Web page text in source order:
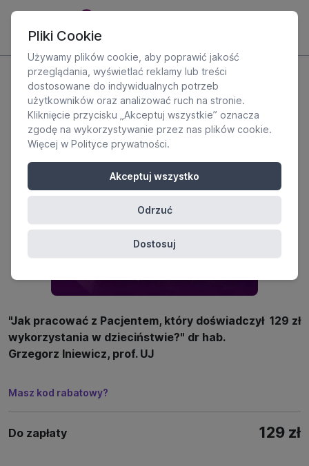
"Jak pracować z Pacjentem, który doświadczył
wykorzystania w dzieciństwie?" dr hab.
Grzegorz Iniewicz, prof. UJ
129 zł
Masz kod rabatowy?
Do zapłaty 129 zł
Pliki Cookie
Używamy plików cookie, aby poprawić jakość
przeglądania, wyświetlać reklamy lub treści
dostosowane do indywidualnych potrzeb
użytkowników oraz analizować ruch na stronie.
Kliknięcie przycisku „Akceptuj wszystkie” oznacza
zgodę na wykorzystywanie przez nas plików cookie.
Więcej w Polityce prywatności.
Akceptuj wszystko
Odrzuć
Dostosuj